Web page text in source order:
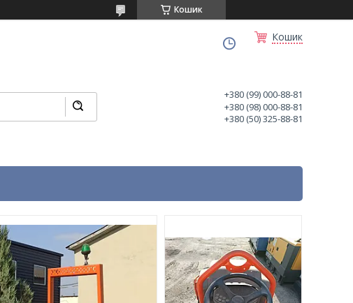
Кошик
Кошик
+380 (99) 000-88-81
+380 (98) 000-88-81
+380 (50) 325-88-81